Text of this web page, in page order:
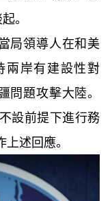
。
領導人在和美
兩岸有建設性對
問題攻擊大陸。
設前提下進行務
述回應。